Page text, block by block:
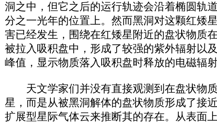
洞之中，但它之后的运行轨迹会沿着椭圆轨
分之一光年的位置上。然而黑洞对这颗红矮
害已经发生，围绕在红矮星附近的盘状物质
被拉入吸积盘中，形成了较强的紫外辐射以
峰值，显示物质落入吸积盘时释放的电磁辐
天文学家们并没有直接观测到在盘状物
星，而是从被黑洞解体的盘状物质形成了接
扩展型星际气体云来推断其的存在。从表面